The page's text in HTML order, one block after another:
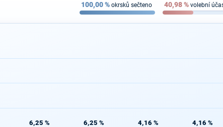
100,00% okrsků sečteno 40,98% volební
6,25 % 6,25 % 4,16 % 4,16 %